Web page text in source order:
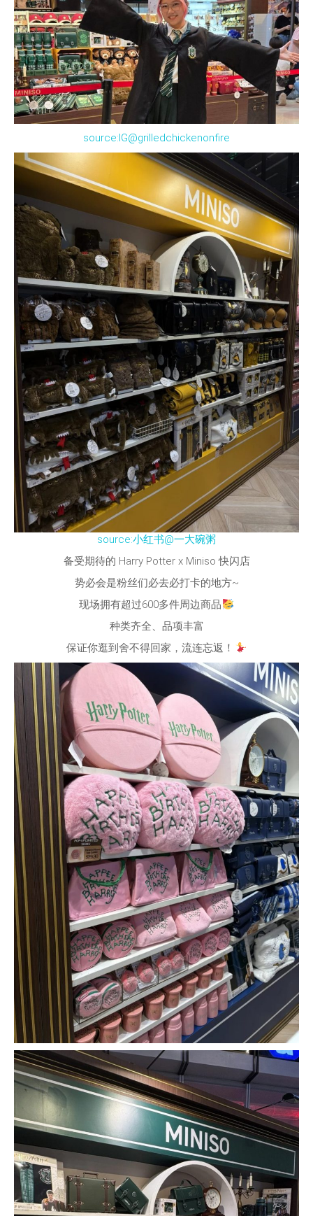
source:IG@grilledchickenonfire
source:小红书@一大碗粥
备受期待的 Harry Potter x Miniso 快闪店
势必会是粉丝们必去必打卡的地方~
现场拥有超过600多件周边商品
种类齐全、品项丰富
保证你逛到舍不得回家，流连忘返！